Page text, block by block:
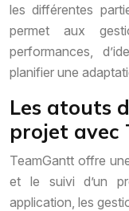
les différentes
permet aux
performances,
planifier une
Les atouts
projet avec
TeamGantt offre
et le suivi d’un
application, les